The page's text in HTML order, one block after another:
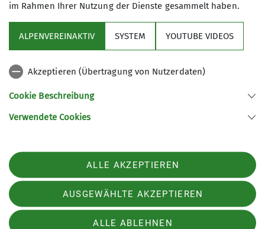
Sektion
Programm
90762 Fürth
Telefon +499117437033
im Rahmen Ihrer Nutzung der Dienste gesammelt haben.
ALPENVEREINAKTIV SYSTEM YOUTUBE VIDEOS
Akzeptieren (Übertragung von Nutzerdaten)
Cookie Beschreibung
Verwendete Cookies
ALLE AKZEPTIEREN
AUSGEWÄHLTE AKZEPTIEREN
ALLE ABLEHNEN